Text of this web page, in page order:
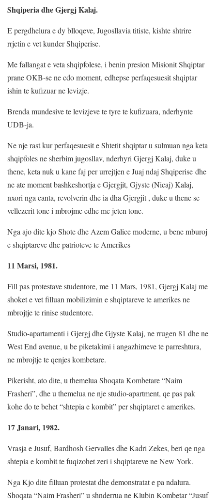
Shqiperia dhe Gjergj Kalaj.
E pergdhelura e dy blloqeve, Jugosllavia titiste, kishte shtrire
rrjetin e vet kunder Shqiperise.
Me fallangat e veta shqipfolese, i benin presion Misionit Shqiptar
prane OKB-se ne cdo moment, edhepse perfaqesuesit shqiptar
ishin te kufizuar ne levizje.
Brenda mundesive te levizjeve te tyre te kufizuara, nderhynte
UDB-ja.
Ne nje rast kur perfaqesuesit e Shtetit shqiptar u sulmuan nga keta
shqipfoles ne sherbim jugosllav, nderhyri Gjergj Kalaj, duke u
thene, keta nuk u kane faj per urrejtjen e Juaj ndaj Shqiperise dhe
ne ate moment bashkeshortja e Gjergjit, Gjyste (Nicaj) Kalaj,
nxori nga canta, revolverin dhe ia dha Gjergjit , duke u thene se
vellezerit tone i mbrojme edhe me jeten tone.
Nga ajo dite kjo Shote dhe Azem Galice moderne, u bene mburoj
e shqiptareve dhe patrioteve te Amerikes
11 Marsi, 1981.
Fill pas protestave studentore, me 11 Mars, 1981, Gjergj Kalaj me
shoket e vet filluan mobilizimin e shqiptareve te amerikes ne
mbrojtje te rinise studentore.
Studio-apartamenti i Gjergj dhe Gjyste Kalaj, ne rrugen 81 dhe ne
West End avenue, u be piketakimi i angazhimeve te parreshtura,
ne mbrojtje te qenjes kombetare.
Pikerisht, ato dite, u themelua Shoqata Kombetare “Naim
Frasheri”, dhe u themelua ne nje studio-apartment, qe pas pak
kohe do te behet “shtepia e kombit” per shqiptaret e amerikes.
17 Janari, 1982.
Vrasja e Jusuf, Bardhosh Gervalles dhe Kadri Zekes, beri qe nga
shtepia e kombit te fuqizohet zeri i shqiptareve ne New York.
Nga Kjo dite filluan protestat dhe demonstratat e pa ndalura.
Shoqata “Naim Frasheri” u shnderrua ne Klubin Kombetar “Jusuf